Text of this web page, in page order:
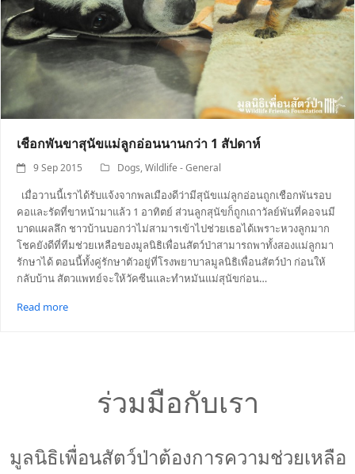
เชือกพันขาสุนัขแม่ลูกอ่อนนานกว่า 1 สัปดาห์
9 Sep 2015 Dogs,Wildlife - General
เมื่อวานนี้เราได้รับแจ้งจากพลเมืองดีว่ามีสุนัขแม่ลูกอ่อนถูกเชือกพันรอบ
คอและรัดที่ขาหน้ามาแล้ว 1 อาทิตย์ ส่วนลูกสุนัขก็ถูกเถาวัลย์พันที่คอจนมี
บาดแผลลึก ชาวบ้านบอกว่าไม่สามารเข้าไปช่วยเธอได้เพราะหวงลูกมาก
โชคยังดีที่ทีมช่วยเหลือของมูลนิธิเพื่อนสัตว์ป่าสามารถพาทั้งสองแม่ลูกมา
รักษาได้ ตอนนี้ทั้งคู่รักษาตัวอยู่ที่โรงพยาบาลมูลนิธิเพื่อนสัตว์ป่า ก่อนให้
กลับบ้าน สัตวแพทย์จะให้วัคซีนและทำหมันแม่สุนัขก่อน…
Read more
ร่วมมือกับเรา
มูลนิธิเพื่อนสัตว์ป่าต้องการความช่วยเหลือ